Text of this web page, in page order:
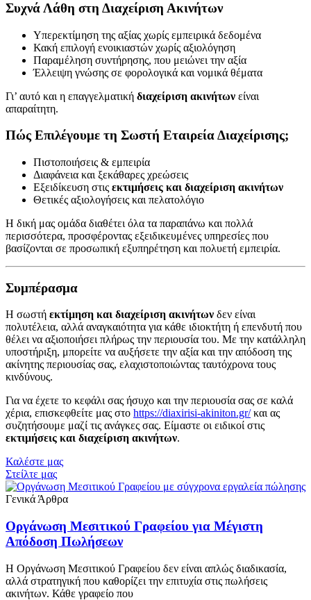
Συχνά Λάθη στη Διαχείριση Ακινήτων
Υπερεκτίμηση της αξίας χωρίς εμπειρικά δεδομένα
Κακή επιλογή ενοικιαστών χωρίς αξιολόγηση
Παραμέληση συντήρησης, που μειώνει την αξία
Έλλειψη γνώσης σε φορολογικά και νομικά θέματα
Γι’ αυτό και η επαγγελματική διαχείριση ακινήτων είναι
απαραίτητη.
Πώς Επιλέγουμε τη Σωστή Εταιρεία Διαχείρισης;
Πιστοποιήσεις & εμπειρία
Διαφάνεια και ξεκάθαρες χρεώσεις
Εξειδίκευση στις εκτιμήσεις και διαχείριση ακινήτων
Θετικές αξιολογήσεις και πελατολόγιο
Η δική μας ομάδα διαθέτει όλα τα παραπάνω και πολλά
περισσότερα, προσφέροντας εξειδικευμένες υπηρεσίες που
βασίζονται σε προσωπική εξυπηρέτηση και πολυετή εμπειρία.
Συμπέρασμα
Η σωστή εκτίμηση και διαχείριση ακινήτων δεν είναι
πολυτέλεια, αλλά αναγκαιότητα για κάθε ιδιοκτήτη ή επενδυτή που
θέλει να αξιοποιήσει πλήρως την περιουσία του. Με την κατάλληλη
υποστήριξη, μπορείτε να αυξήσετε την αξία και την απόδοση της
ακίνητης περιουσίας σας, ελαχιστοποιώντας ταυτόχρονα τους
κινδύνους.
Για να έχετε το κεφάλι σας ήσυχο και την περιουσία σας σε καλά
χέρια, επισκεφθείτε μας στο https://diaxirisi-akiniton.gr/και ας
συζητήσουμε μαζί τις ανάγκες σας. Είμαστε οι ειδικοί στις
εκτιμήσεις και διαχείριση ακινήτων.
Καλέστε μας
Στείλτε μας
Γενικά Άρθρα
Οργάνωση Μεσιτικού Γραφείου για Μέγιστη
Απόδοση Πωλήσεων
Η Οργάνωση Μεσιτικού Γραφείου δεν είναι απλώς διαδικασία,
αλλά στρατηγική που καθορίζει την επιτυχία στις πωλήσεις
ακινήτων. Κάθε γραφείο που